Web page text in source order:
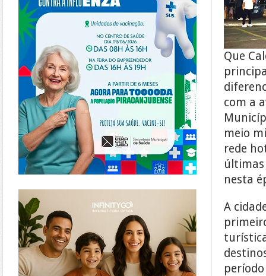
Que
com a
meio
rede
últimas
nesta
A
https://www.infinitygo.com.br/